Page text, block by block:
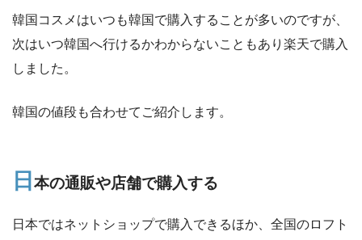
韓国コスメはいつも韓国で購入することが多いのですが、
次はいつ韓国へ行けるかわからないこともあり楽天で購入
しました。
韓国の値段も合わせてご紹介します。
日 本の通販や店舗で購入する
日本ではネットショップで購入できるほか、全国のロフト